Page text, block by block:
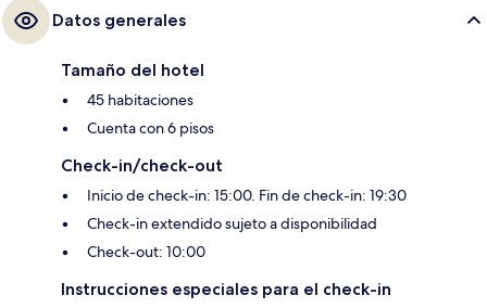
Datos generales
Tamaño del hotel
45 habitaciones
Cuenta con 6 pisos
Check-in/check-out
Inicio de check-in: 15:00. Fin de check-in: 19:30
Check-in extendido sujeto a disponibilidad
Check-out: 10:00
Instrucciones especiales para el check-in